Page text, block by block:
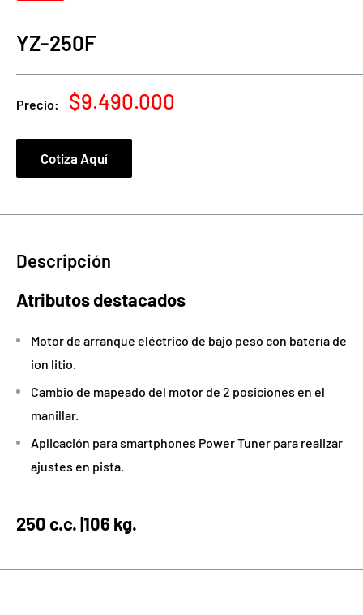
YZ-250F
Precio:
Precio
venta
$9.490.000
Cotiza Aquí
Descripción
Atributos destacados
Motor de arranque eléctrico de bajo peso con batería de
ion litio.
Cambio de mapeado del motor de 2 posiciones en el
manillar.
Aplicación para smartphones Power Tuner para realizar
ajustes en pista.
250 c.c. |106 kg.